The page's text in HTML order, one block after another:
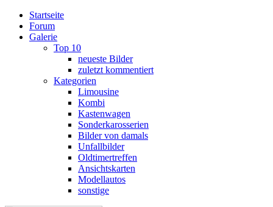
Startseite
Forum
Galerie
Top 10
neueste Bilder
zuletzt kommentiert
Kategorien
Limousine
Kombi
Kastenwagen
Sonderkarosserien
Bilder von damals
Unfallbilder
Oldtimertreffen
Ansichtskarten
Modellautos
sonstige